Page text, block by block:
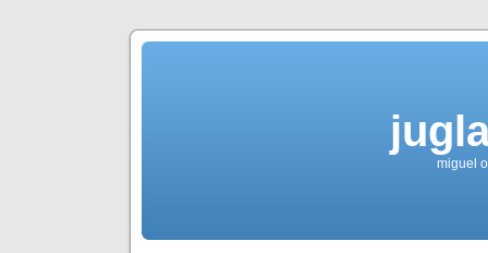
miguel